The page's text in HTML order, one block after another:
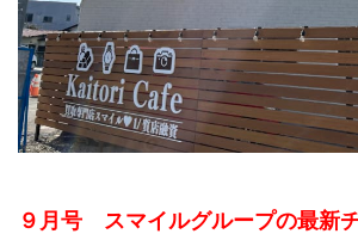
９月号 スマイルグループの最新